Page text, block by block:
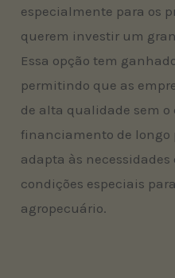
especialmente para os
querem investir um
Essa opção tem
permitindo que as
de alta qualidade sem o
financiamento de longo
adapta às necessidades
condições especiais
agropecuário.